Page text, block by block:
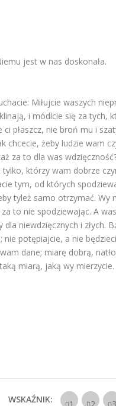
jest w nas doskonała.
Miłujcie waszych
i módlcie się za tych,
płaszcz, nie broń mu i
żeby ludzie wam
za to dla was
którzy wam dobrze
tym, od których
tyleż samo otrzymać. Wy
to nie spodziewając. A
niewdzięcznych i złych.
nie potępiajcie, a nie
dane; miarę dobrą,
miarą, jaką wy mierzycie.
WSKAŹNIK: